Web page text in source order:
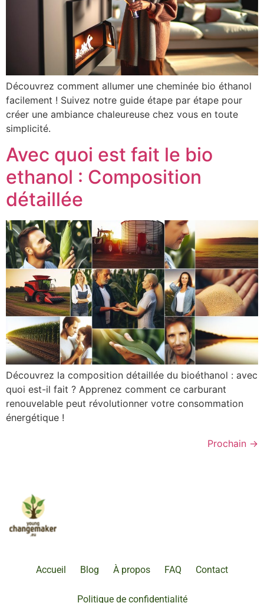
Découvrez comment allumer une cheminée bio éthanol
facilement ! Suivez notre guide étape par étape pour
créer une ambiance chaleureuse chez vous en toute
simplicité.
Avec quoi est fait le bio
ethanol : Composition
détaillée
Découvrez la composition détaillée du bioéthanol : avec
quoi est-il fait ? Apprenez comment ce carburant
renouvelable peut révolutionner votre consommation
énergétique !
Prochain →
Accueil Blog À propos FAQ Contact
Politique de confidentialité